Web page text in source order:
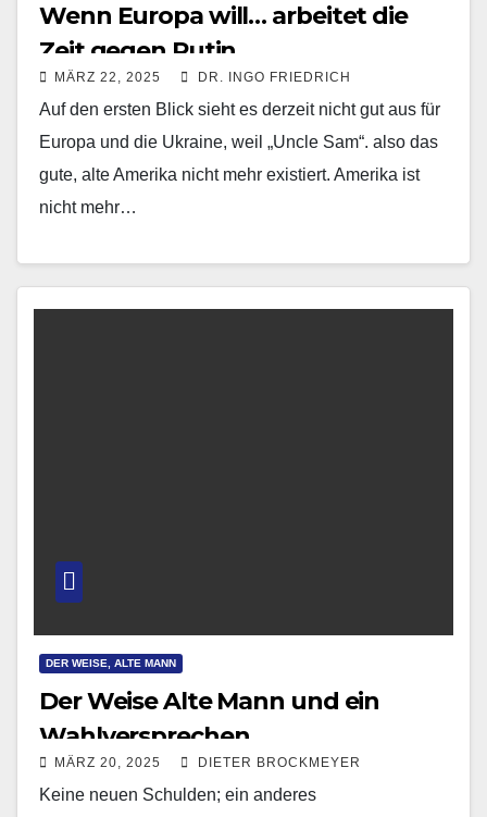
Wenn Europa will… arbeitet die
Zeit gegen Putin
MÄRZ 22, 2025 DR. INGO FRIEDRICH
Auf den ersten Blick sieht es derzeit nicht gut aus für
Europa und die Ukraine, weil „Uncle Sam“. also das
gute, alte Amerika nicht mehr existiert. Amerika ist
nicht mehr…
DER WEISE, ALTE MANN
Der Weise Alte Mann und ein
Wahlversprechen
MÄRZ 20, 2025 DIETER BROCKMEYER
Keine neuen Schulden; ein anderes